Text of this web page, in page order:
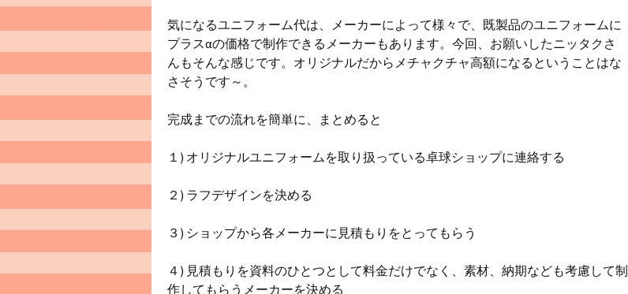
気になるユニフォーム代は、メーカーによって様々で、既製品のユニフォームに
プラスαの価格で制作できるメーカーもあります。今回、お願いしたニッタクさ
んもそんな感じです。オリジナルだからメチャクチャ高額になるということはな
さそうです～。
完成までの流れを簡単に、まとめると
１) オリジナルユニフォームを取り扱っている卓球ショップに連絡する
２) ラフデザインを決める
３) ショップから各メーカーに見積もりをとってもらう
４) 見積もりを資料のひとつとして料金だけでなく、素材、納期なども考慮して制
作してもらうメーカーを決める